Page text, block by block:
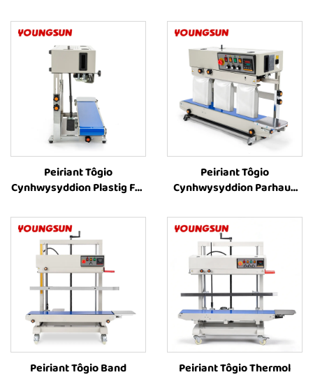
Peiriant Tôgio
Cynhwysyddion Plastig FR-
Fertigol, Pris Peiriant Tôgio
Thermol ar gyfer
Cynhwysyddion Plastig
Peiriant Tôgio
Cynhwysyddion Parhaus
Lliw Caled ar
Cynhwysyddion Parhaus
Fertigol, Peiriant Tôgio
Cynhwysyddion Llif,
Peiriant Tôgio
Cynhwysyddion Coffi
Peiriant Tôgio Band
Peiriant Tôgio Thermol